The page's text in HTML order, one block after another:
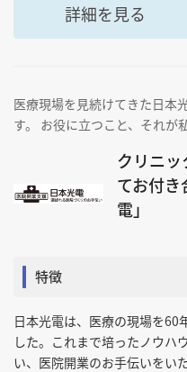
詳細を見る
医療現場を見続けてきた日本
す。 お役に立つこと、それが
クリニ
てお付
電」
特徴
日本光電は、医療の現場を60
した。これまで培ったノウハ
い、医院開業のお手伝いをい